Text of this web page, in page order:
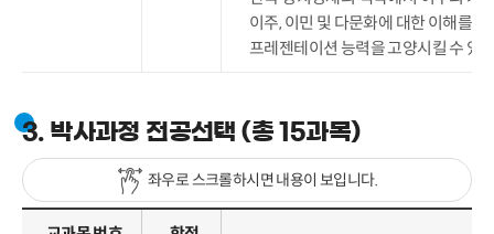
이주, 이민 및 다문화에 대한 이해를
프레젠테이션 능력을 고양시킬 수 있
3. 박사과정 전공선택 (총 15과목)
좌우로 스크롤하시면 내용이 보입니다.